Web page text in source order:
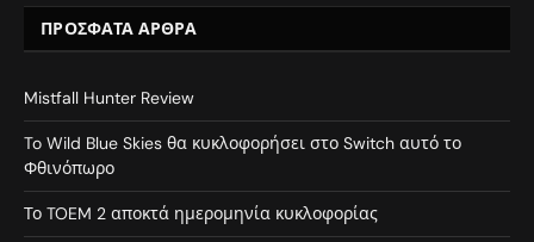
ΠΡΌΣΦΑΤΑ ΆΡΘΡΑ
Mistfall Hunter Review
To Wild Blue Skies θα κυκλοφορήσει στο Switch αυτό το
Φθινόπωρο
Το TOEM 2 αποκτά ημερομηνία κυκλοφορίας